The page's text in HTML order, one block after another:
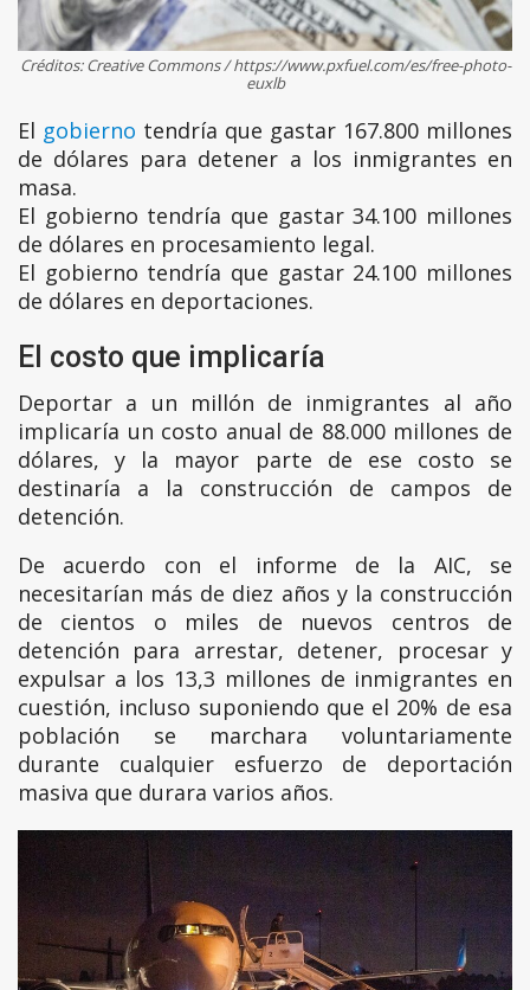
Créditos: Creative Commons / https://www.pxfuel.com/es/free-photo-
euxlb
El gobierno tendría que gastar 167.800 millones
de dólares para detener a los inmigrantes en
masa.
El gobierno tendría que gastar 34.100 millones
de dólares en procesamiento legal.
El gobierno tendría que gastar 24.100 millones
de dólares en deportaciones.
El costo que implicaría
Deportar a un millón de inmigrantes al año
implicaría un costo anual de 88.000 millones de
dólares, y la mayor parte de ese costo se
destinaría a la construcción de campos de
detención.
De acuerdo con el informe de la AIC, se
necesitarían más de diez años y la construcción
de cientos o miles de nuevos centros de
detención para arrestar, detener, procesar y
expulsar a los 13,3 millones de inmigrantes en
cuestión, incluso suponiendo que el 20% de esa
población se marchara voluntariamente
durante cualquier esfuerzo de deportación
masiva que durara varios años.